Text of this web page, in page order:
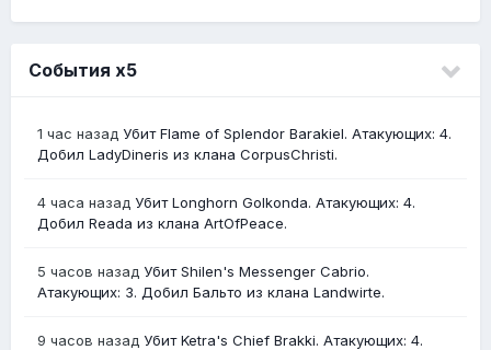
События х5
1 час назад Убит Flame of Splendor Barakiel. Атакующих: 4.
Добил LadyDineris из клана CorpusChristi.
4 часа назад Убит Longhorn Golkonda. Атакующих: 4.
Добил Reada из клана ArtOfPeace.
5 часов назад Убит Shilen's Messenger Cabrio.
Атакующих: 3. Добил Бальто из клана Landwirte.
9 часов назад Убит Ketra's Chief Brakki. Атакующих: 4.